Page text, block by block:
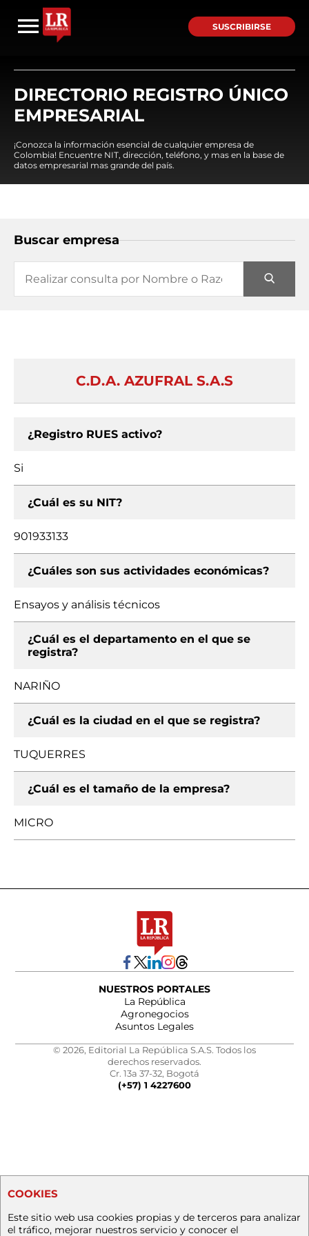
SUSCRIBIRSE
DIRECTORIO REGISTRO ÚNICO
EMPRESARIAL
¡Conozca la información esencial de cualquier empresa de
Colombia! Encuentre NIT, dirección, teléfono, y mas en la base de
datos empresarial mas grande del país.
Buscar empresa
C.D.A. AZUFRAL S.A.S
¿Registro RUES activo?
Si
¿Cuál es su NIT?
901933133
¿Cuáles son sus actividades económicas?
Ensayos y análisis técnicos
¿Cuál es el departamento en el que se
registra?
NARIÑO
¿Cuál es la ciudad en el que se registra?
TUQUERRES
¿Cuál es el tamaño de la empresa?
MICRO
NUESTROS PORTALES
La República
Agronegocios
Asuntos Legales
© 2026, Editorial La República S.A.S. Todos los
derechos reservados.
Cr. 13a 37-32, Bogotá
(+57) 1 4227600
COOKIES
Este sitio web usa cookies propias y de terceros para analizar
el tráfico, mejorar nuestros servicio y conocer el